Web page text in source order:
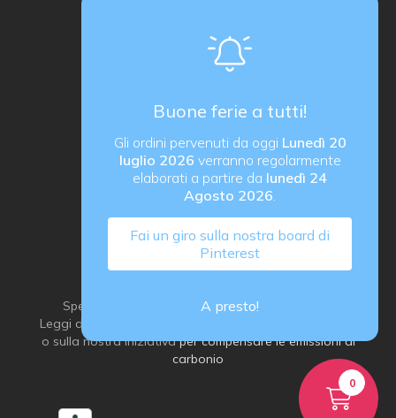
Buone ferie a tutti!
Gli ordini pervenuti da oggi Lunedì 20
luglio 2026 verranno regolarmente
elaborati a partire da lunedì 24
Agosto 2026.
Fai un giro sulla nostra board di
Pinterest
A presto!
proActiva / redcell
Sede operativa
via G. Ungaretti 14, 24040 Verdellino (BG) Italy
P. IVA IT03184540163
Spediamo con grande attenzione all’ambiente:
Leggi di più sulla
o sulla nostra iniziativaper compensare le emissioni di
carbonio
0